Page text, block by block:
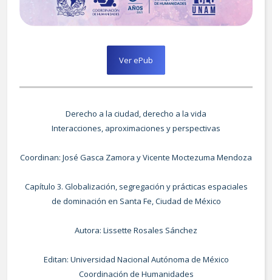
Ver ePub
Derecho a la ciudad, derecho a la vida
Interacciones, aproximaciones y perspectivas
Coordinan: José Gasca Zamora y Vicente Moctezuma Mendoza
Capítulo 3. Globalización, segregación y prácticas espaciales
de dominación en Santa Fe, Ciudad de México
Autora: Lissette Rosales Sánchez
Editan: Universidad Nacional Autónoma de México
Coordinación de Humanidades